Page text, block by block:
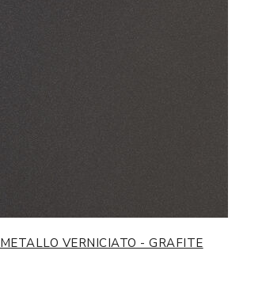
METALLO VERNICIATO - GRAFITE